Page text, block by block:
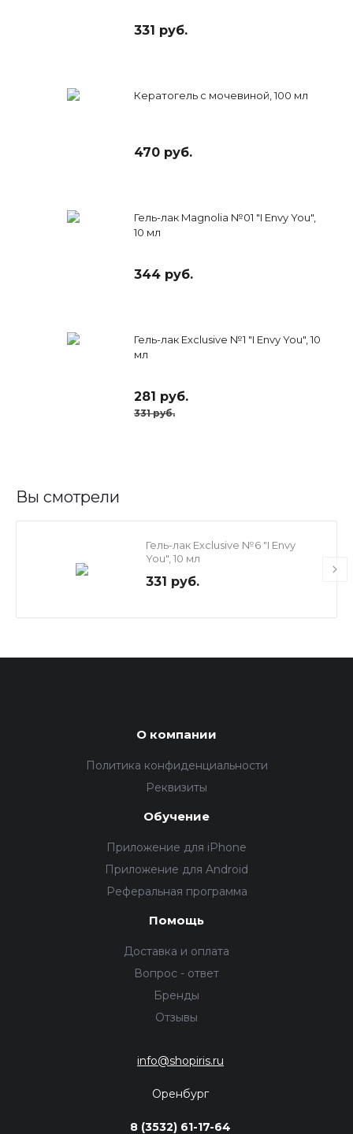
331 руб.
Кератогель с мочевиной, 100 мл
470 руб.
Гель-лак Magnolia №01 "I Envy You",
10 мл
344 руб.
Гель-лак Exclusive №1 "I Envy You", 10
мл
281 руб.
331 руб.
Вы смотрели
Гель-лак Exclusive №6 "I Envy
You", 10 мл
331 руб.
О компании
Политика конфиденциальности
Реквизиты
Обучение
Приложение для iPhone
Приложение для Android
Реферальная программа
Помощь
Доставка и оплата
Вопрос - ответ
Бренды
Отзывы
info@shopiris.ru
Оренбург
8 (3532) 61-17-64